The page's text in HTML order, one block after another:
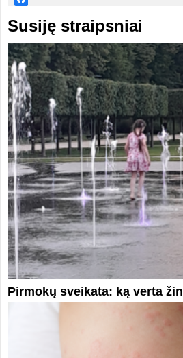
Susiję straipsniai
Pirmokų sveikata: ką verta